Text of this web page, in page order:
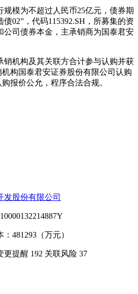
模为不超过人民币25亿元，债券期
债02”，代码115392.SH，所募集的资
公司债券本金，主承销商为国泰君安
机构及其关联方合计参与认购并获
构国泰君安证券股份有限公司认购
报价公允，程序合法合规。
发股份有限公司
481293（万元）
更提醒 192 关联风险 37